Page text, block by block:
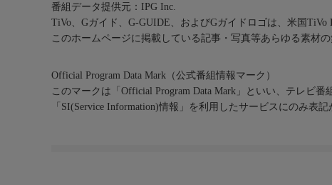
番組データ提供元：IPG Inc.
TiVo、Gガイド、G-GUIDE、およびGガイドロゴは、米国
このホームページに掲載している記事・写真等あらゆる素材の
Official Program Data Mark（公式番組情報マーク）
このマークは「Official Program Data Mark」といい、テレビ番
「SI(Service Information)情報」を利用したサービスにのみ表